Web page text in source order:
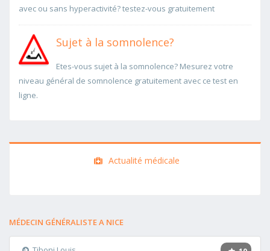
avec ou sans hyperactivité? testez-vous gratuitement
Sujet à la somnolence?
Etes-vous sujet à la somnolence? Mesurez votre
niveau général de somnolence gratuitement avec ce test en
ligne.
Actualité médicale
MÉDECIN GÉNÉRALISTE A NICE